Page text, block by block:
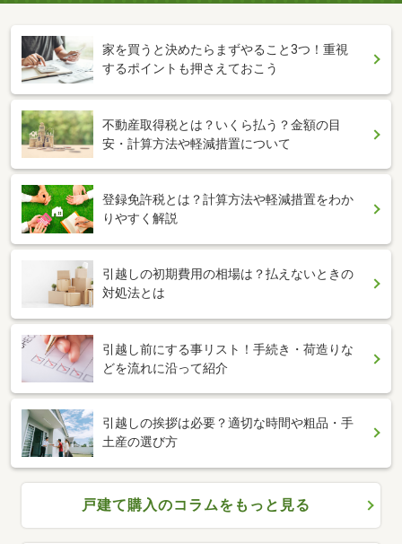
家を買うと決めたらまずやること3つ！重視
するポイントも押さえておこう
不動産取得税とは？いくら払う？金額の目
安・計算方法や軽減措置について
登録免許税とは？計算方法や軽減措置をわか
りやすく解説
引越しの初期費用の相場は？払えないときの
対処法とは
引越し前にする事リスト！手続き・荷造りな
どを流れに沿って紹介
引越しの挨拶は必要？適切な時間や粗品・手
土産の選び方
戸建て購入のコラムをもっと見る